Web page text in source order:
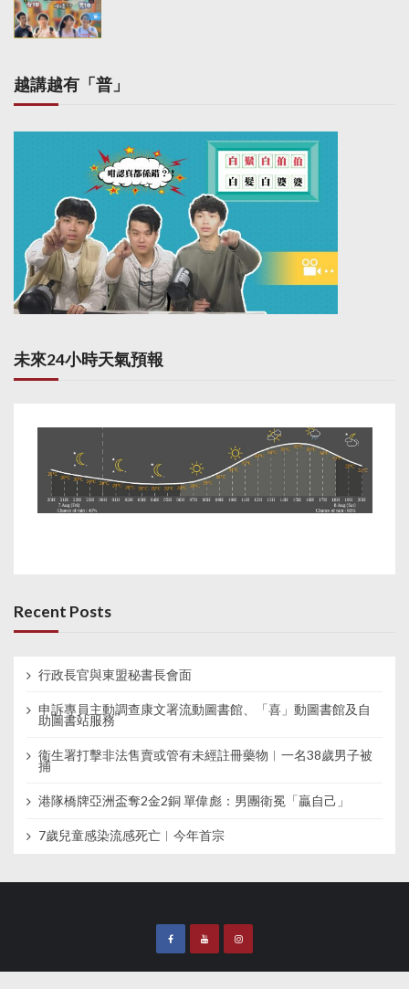
越講越有「普」
未來24小時天氣預報
Recent Posts
行政長官與東盟秘書長會面
申訴專員主動調查康文署流動圖書館、「喜」動圖書館及自
助圖書站服務
衞生署打擊非法售賣或管有未經註冊藥物︱一名38歲男子被
捕
港隊橋牌亞洲盃奪2金2銅 單偉彪：男團衛冕「贏自己」
7歲兒童感染流感死亡︱今年首宗